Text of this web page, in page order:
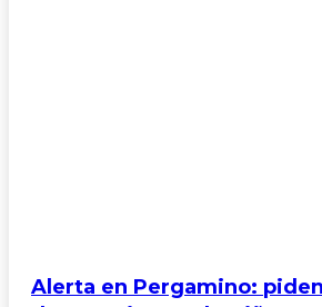
Alerta en Pergamino: